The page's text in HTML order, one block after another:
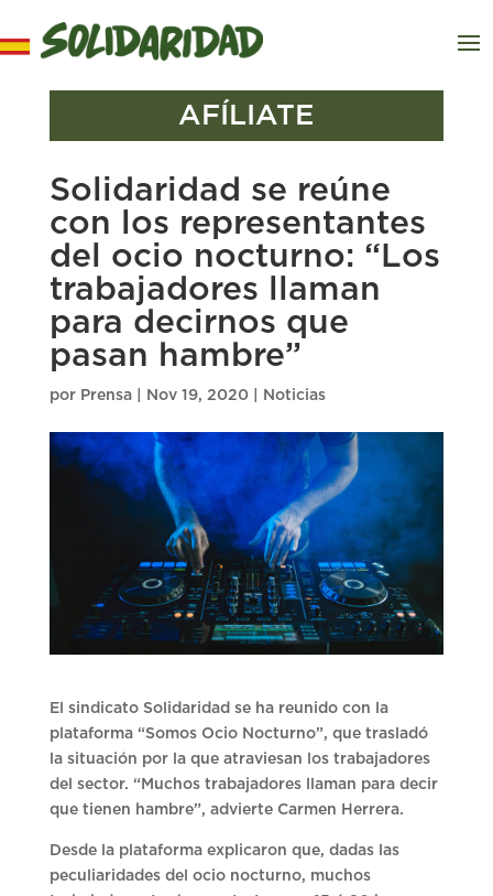
AFÍLIATE
Solidaridad se reúne
con los representantes
del ocio nocturno: “Los
trabajadores llaman
para decirnos que
pasan hambre”
por Prensa| Nov 19, 2020| Noticias
El sindicato Solidaridad se ha reunido con la
plataforma “Somos Ocio Nocturno”, que trasladó
la situación por la que atraviesan los trabajadores
del sector. “Muchos trabajadores llaman para decir
que tienen hambre”, advierte Carmen Herrera.
Desde la plataforma explicaron que, dadas las
peculiaridades del ocio nocturno, muchos